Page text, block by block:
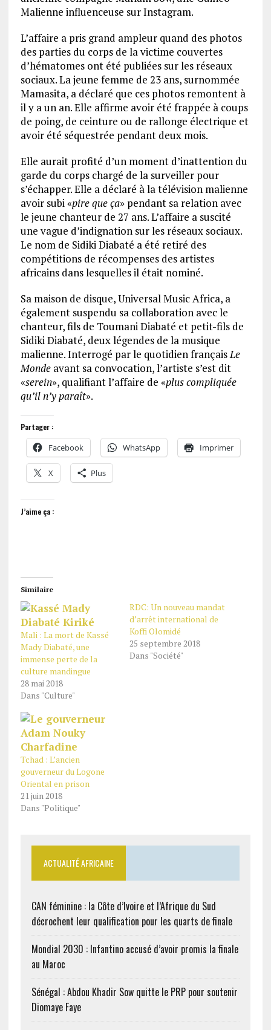
Malienne influenceuse sur Instagram.
L’affaire a pris grand ampleur quand des photos
des parties du corps de la victime couvertes
d’hématomes ont été publiées sur les réseaux
sociaux. La jeune femme de 23 ans, surnommée
Mamasita, a déclaré que ces photos remontent à
il y a un an. Elle affirme avoir été frappée à coups
de poing, de ceinture ou de rallonge électrique et
avoir été séquestrée pendant deux mois.
Elle aurait profité d’un moment d’inattention du
garde du corps chargé de la surveiller pour
s’échapper. Elle a déclaré à la télévision malienne
avoir subi «pire que ça» pendant sa relation avec
le jeune chanteur de 27 ans. L’affaire a suscité
une vague d’indignation sur les réseaux sociaux.
Le nom de Sidiki Diabaté a été retiré des
compétitions de récompenses des artistes
africains dans lesquelles il était nominé.
Sa maison de disque, Universal Music Africa, a
également suspendu sa collaboration avec le
chanteur, fils de Toumani Diabaté et petit-fils de
Sidiki Diabaté, deux légendes de la musique
malienne. Interrogé par le quotidien françaisLe
Mondeavant sa convocation, l’artiste s’est dit
«serein», qualifiant l’affaire de «plus compliquée
qu’il n’y paraît».
Partager :
Facebook WhatsApp Imprimer
X Plus
J’aime ça :
Similaire
Mali : La mort de Kassé
Mady Diabaté, une
immense perte de la
culture mandingue
28 mai 2018
Dans "Culture"
RDC: Un nouveau mandat
d’arrêt international de
Koffi Olomidé
25 septembre 2018
Dans "Société"
Tchad : L’ancien
gouverneur du Logone
Oriental en prison
21 juin 2018
Dans "Politique"
ACTUALITÉ AFRICAINE
CAN féminine : la Côte d’Ivoire et l’Afrique du Sud
décrochent leur qualification pour les quarts de finale
Mondial 2030 : Infantino accusé d’avoir promis la finale
au Maroc
Sénégal : Abdou Khadir Sow quitte le PRP pour soutenir
Diomaye Faye